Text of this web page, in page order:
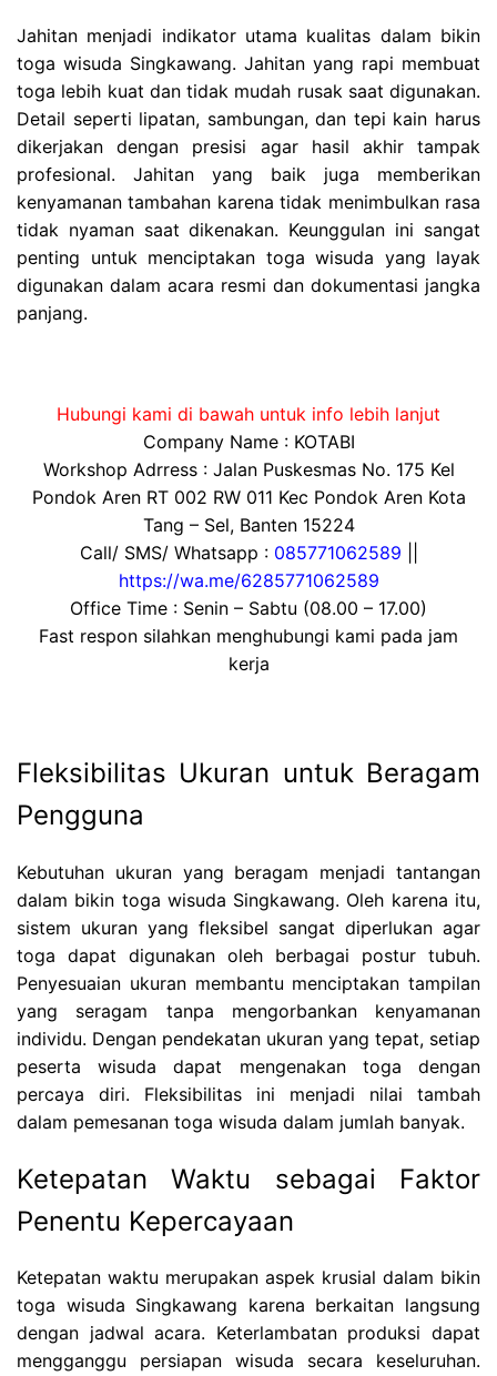
Jahitan menjadi indikator utama kualitas dalam bikin
toga wisuda Singkawang. Jahitan yang rapi membuat
toga lebih kuat dan tidak mudah rusak saat digunakan.
Detail seperti lipatan, sambungan, dan tepi kain harus
dikerjakan dengan presisi agar hasil akhir tampak
profesional. Jahitan yang baik juga memberikan
kenyamanan tambahan karena tidak menimbulkan rasa
tidak nyaman saat dikenakan. Keunggulan ini sangat
penting untuk menciptakan toga wisuda yang layak
digunakan dalam acara resmi dan dokumentasi jangka
panjang.
Hubungi kami di bawah untuk info lebih lanjut
Company Name : KOTABI
Workshop Adrress : Jalan Puskesmas No. 175 Kel
Pondok Aren RT 002 RW 011 Kec Pondok Aren Kota
Tang – Sel, Banten 15224
Call/ SMS/ Whatsapp : 085771062589
https://wa.me/6285771062589
Office Time : Senin – Sabtu (08.00 – 17.00)
Fast respon silahkan menghubungi kami pada jam
kerja
Fleksibilitas Ukuran untuk Beragam
Pengguna
Kebutuhan ukuran yang beragam menjadi tantangan
dalam bikin toga wisuda Singkawang. Oleh karena itu,
sistem ukuran yang fleksibel sangat diperlukan agar
toga dapat digunakan oleh berbagai postur tubuh.
Penyesuaian ukuran membantu menciptakan tampilan
yang seragam tanpa mengorbankan kenyamanan
individu. Dengan pendekatan ukuran yang tepat, setiap
peserta wisuda dapat mengenakan toga dengan
percaya diri. Fleksibilitas ini menjadi nilai tambah
dalam pemesanan toga wisuda dalam jumlah banyak.
Ketepatan Waktu sebagai Faktor
Penentu Kepercayaan
Ketepatan waktu merupakan aspek krusial dalam bikin
toga wisuda Singkawang karena berkaitan langsung
dengan jadwal acara. Keterlambatan produksi dapat
mengganggu persiapan wisuda secara keseluruhan.